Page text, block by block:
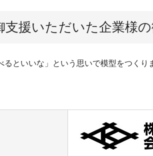
援いただいた企業様
といいな」という思いで模型をつく